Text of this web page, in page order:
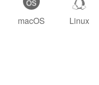
macOS Linux